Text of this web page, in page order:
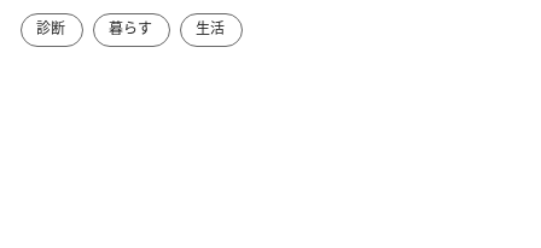
診断 暮らす 生活